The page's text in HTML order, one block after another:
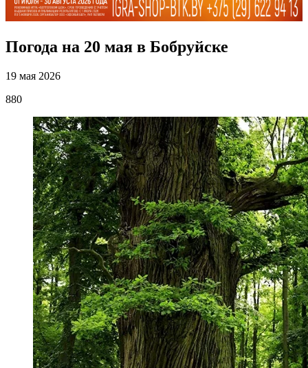
Погода на 20 мая в Бобруйске
19 мая 2026
880